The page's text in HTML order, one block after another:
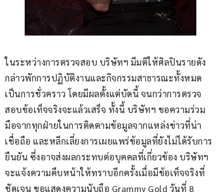
ในระหว่างการตรวจสอบ บริษัทฯ มีมติให้ศิลปินรายดัง
กล่าวพักการปฏิบัติงานและกิจกรรมสาธารณะทั้งหมด
เป็นการชั่วคราว โดยมีผลตั้งแต่บัดนี้ จนกว่าการตรวจ
สอบข้อเท็จจริงจะแล้วเสร็จ ทั้งนี้ บริษัทฯ ขอความร่วม
มือจากทุกฝ่ายในการติดตามข้อมูลจากแหล่งข่าวที่น่า
เชื่อถือ และหลีกเลี่ยงการเผยแพร่ข้อมูลที่ยังไม่ได้รับการ
ยืนยัน ซึ่งอาจส่งผลกระทบต่อบุคคลที่เกี่ยวข้อง บริษัทฯ
จะแจ้งความคืบหน้าให้ทราบอีกครั้งเมื่อมีข้อเท็จจริงที่
ชัดเจน ขอแสดงความนับถือ Grammy Gold วันที่ 8